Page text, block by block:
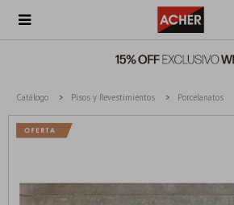

Catálogo Pisos y Revestimientos Porcelanatos